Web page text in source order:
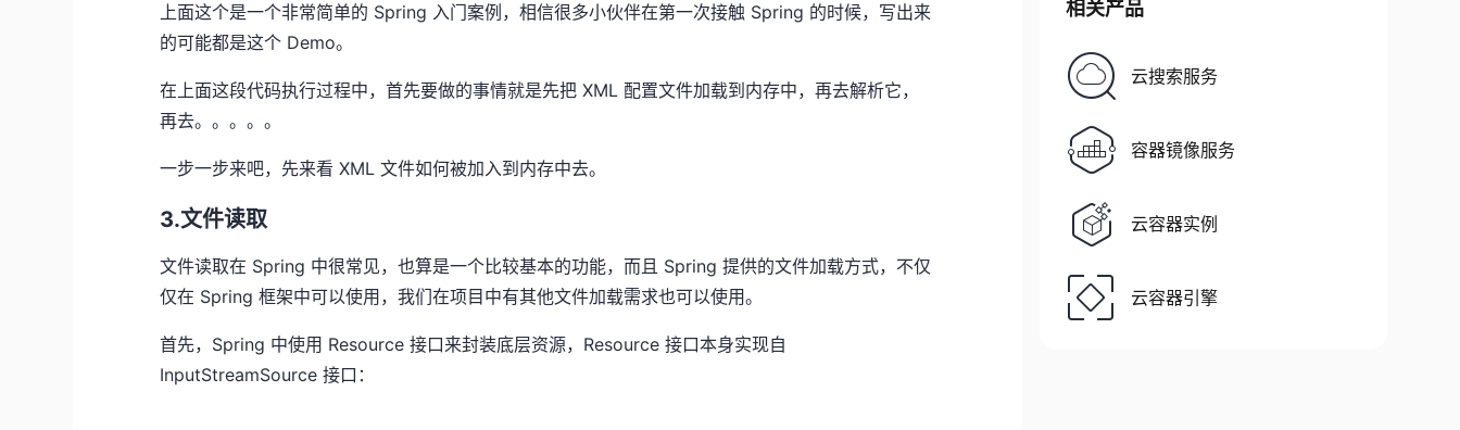
上面这个是一个非常简单的 Spring 入门案例，相信很多小伙伴在第一次接触 Spring 的时候，写出来
的可能都是这个 Demo。
在上面这段代码执行过程中，首先要做的事情就是先把 XML 配置文件加载到内存中，再去解析它，
再去。。。。。
一步一步来吧，先来看 XML 文件如何被加入到内存中去。
3.文件读取
文件读取在 Spring 中很常见，也算是一个比较基本的功能，而且 Spring 提供的文件加载方式，不仅
仅在 Spring 框架中可以使用，我们在项目中有其他文件加载需求也可以使用。
首先，Spring 中使用 Resource 接口来封装底层资源，Resource 接口本身实现自
InputStreamSource 接口：
相关产品
云搜索服务
容器镜像服务
云容器实例
云容器引擎